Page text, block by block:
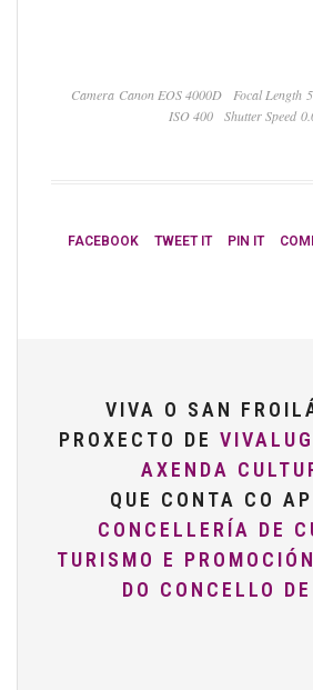
Camera Canon EOS 4000D Focal Length
ISO 400
Shutter Speed
FACEBOOK TWEET IT PIN IT
VIVA O SAN
PROXECTO DE
AXENDA
QUE CONTA CO
CONCELLERÍA DE
TURISMO E
DO CONCELLO